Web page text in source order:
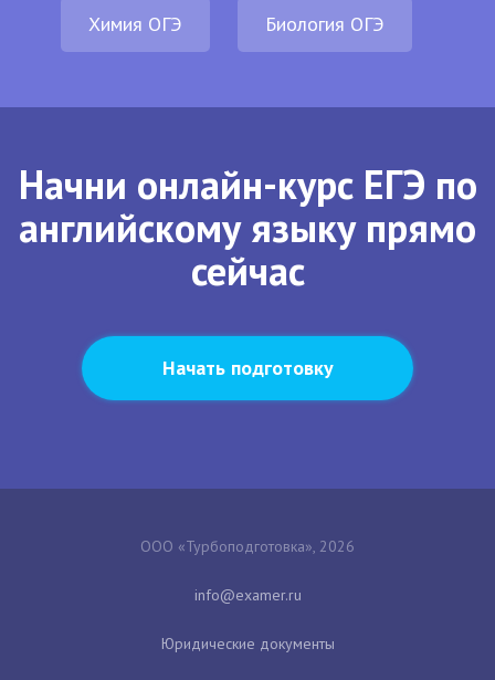
Химия ОГЭ Биология ОГЭ
Начни онлайн-курс ЕГЭ по
английскому языку прямо
сейчас
Начать подготовку
ООО «Турбоподготовка», 2026
Юридические документы